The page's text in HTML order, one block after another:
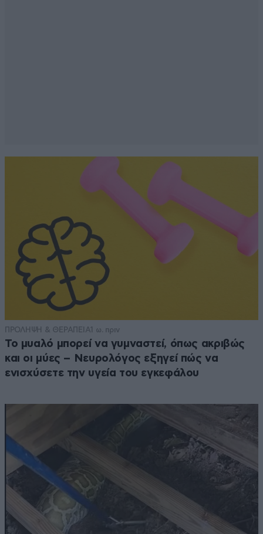
ΠΡΟΛΗΨΗ & ΘΕΡΑΠΕΙΑ1 ω. πριν
Το μυαλό μπορεί να γυμναστεί, όπως ακριβώς
και οι μύες – Νευρολόγος εξηγεί πώς να
ενισχύσετε την υγεία του εγκεφάλου